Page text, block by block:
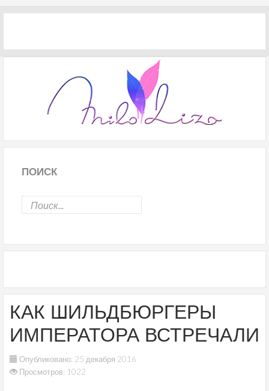
ПОИСК
КАК ШИЛЬДБЮРГЕРЫ
ИМПЕРАТОРА ВСТРЕЧАЛИ
Опубликовано: 25 декабря 2016
Просмотров: 1022